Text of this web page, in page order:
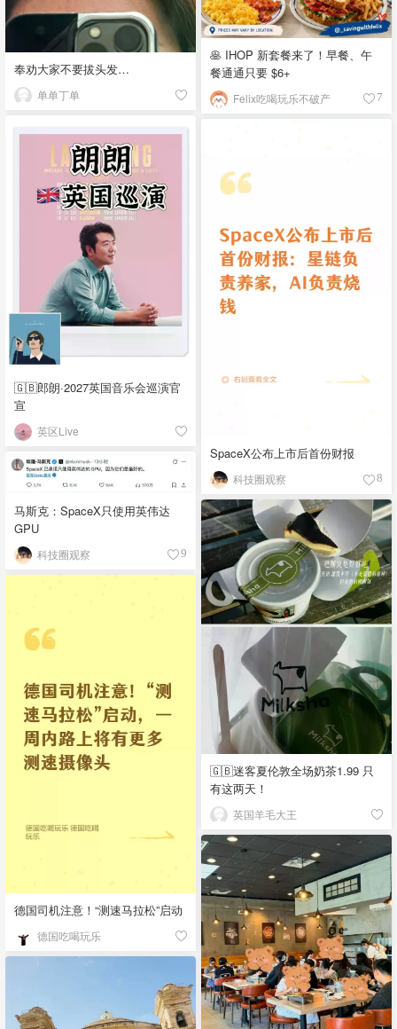
奉劝大家不要拔头发…
单单丁单
🥞 IHOP 新套餐来了！早餐、午
餐通通只要 $6+
Felix吃喝玩乐不破产 7
🇬🇧郎朗·2027英国音乐会巡演官
宣
英区Live
SpaceX公布上市后首份财报
科技圈观察 8
马斯克：SpaceX只使用英伟达
GPU
科技圈观察 9
🇬🇧迷客夏伦敦全场奶茶1.99 只
有这两天！
英国羊毛大王
德国司机注意！“测速马拉松”启动
德国吃喝玩乐